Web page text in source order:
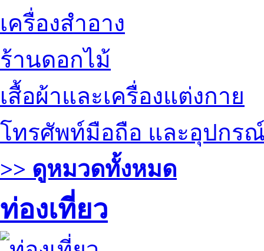
เครื่องสำอาง
ร้านดอกไม้
เสื้อผ้าและเครื่องแต่งกาย
โทรศัพท์มือถือ และอุปกร
>> ดูหมวดทั้งหมด
ท่องเที่ยว